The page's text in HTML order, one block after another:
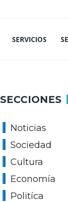
SERVICIOS
SECCIONES
Noticias
Sociedad
Cultura
Economía
Politíca